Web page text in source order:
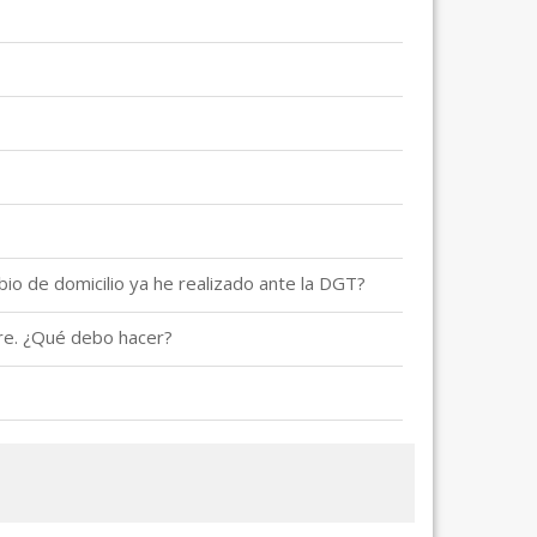
de domicilio ya he realizado ante la DGT?
¿Qué debo hacer?